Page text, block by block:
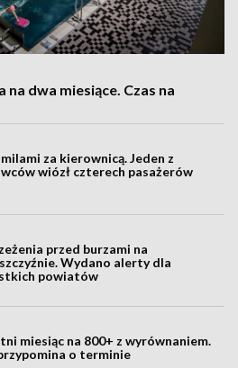
dwa miesiące. Czas na
za kierownicą. Jeden z
wiózł czterech pasażerów
przed burzami na
Wydano alerty dla
powiatów
miesiąc na 800+ z wyrównaniem.
o terminie